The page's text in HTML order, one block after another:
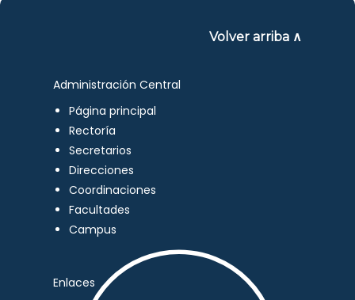
Volver arriba ∧
Administración Central
Página principal
Rectoría
Secretarios
Direcciones
Coordinaciones
Facultades
Campus
Enlaces